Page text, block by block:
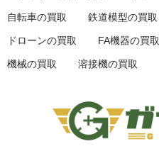
自転車の買取 鉄道模型の買取
ドローンの買取 FA機器の買取
機械の買取 溶接機の買取